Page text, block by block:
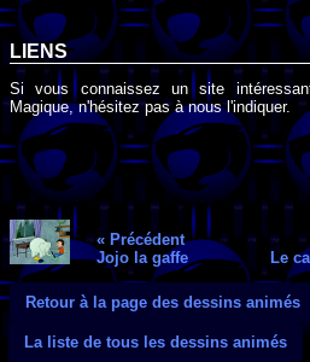
LIENS
Si vous connaissez un site
Magique, n'hésitez pas à nous l'indiquer.
« Précédent
Jojo la gaffe
Le
Retour à la page des dessins animés
La liste de tous les dessins animés